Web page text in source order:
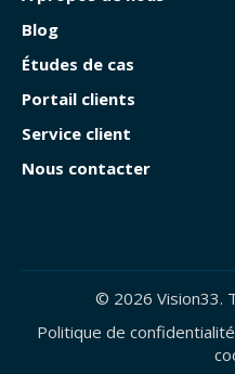
Blog
Études de cas
Portail clients
Service client
Nous contacter
© 2026 Vision33.
Politique de confidentialité